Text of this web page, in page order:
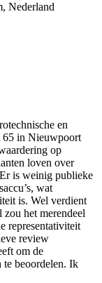
Nederland
en
65 in Nieuwpoort
op
loven over
is weinig publieke
wat
is. Wel verdient
het merendeel
representativiteit
review
om de
te beoordelen. Ik